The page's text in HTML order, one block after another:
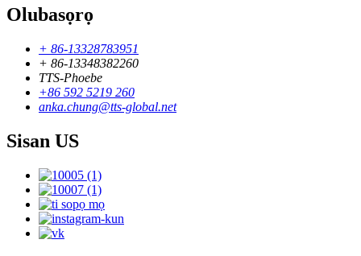
Olubasọrọ
+ 86-13328783951
+ 86-13348382260
TTS-Phoebe
+86 592 5219 260
anka.chung@tts-global.net
Sisan US